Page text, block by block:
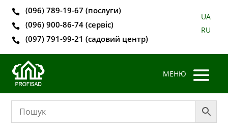
 (096) 789-19-67 (послуги)
 (096) 900-86-74 (сервіс)
 (097) 791-99-21 (садовий центр)
UA
RU